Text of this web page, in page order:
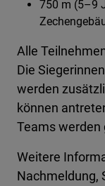
750 m (5–9
Alle
Die
werden
können
Teams werden
Weitere
Nachmeldung,